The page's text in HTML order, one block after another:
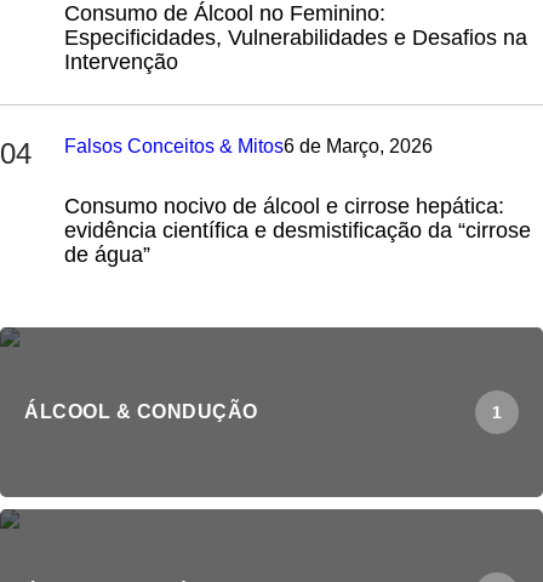
Consumo de Álcool no Feminino:
Especificidades, Vulnerabilidades e Desafios na
Intervenção
04 Falsos Conceitos & Mitos6 de Março, 2026
Consumo nocivo de álcool e cirrose hepática:
evidência científica e desmistificação da “cirrose
de água”
ÁLCOOL & CONDUÇÃO 1